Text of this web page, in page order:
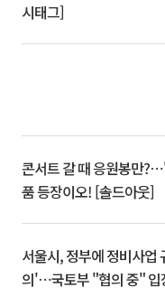
시태그]
콘서트 갈 때 응원봉만
품 등장이오! [솔드아웃]
서울시, 정부에 정비사업
의'⋯국토부 "협의 중" 입